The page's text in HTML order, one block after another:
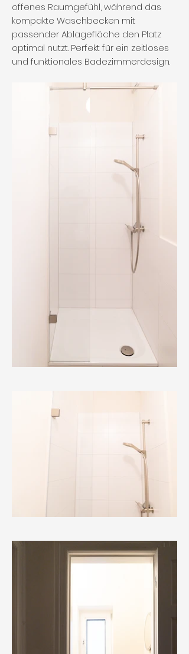
offenes Raumgefühl, während das
kompakte Waschbecken mit
passender Ablagefläche den Platz
optimal nutzt. Perfekt für ein zeitloses
und funktionales Badezimmerdesign.